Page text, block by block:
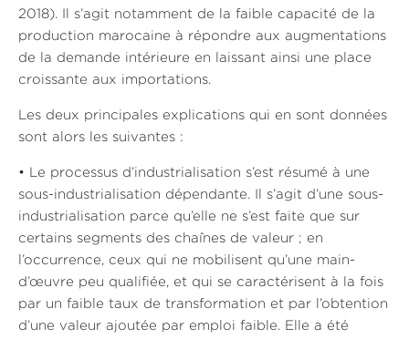
2018). Il s’agit notamment de la faible capacité de la
production marocaine à répondre aux augmentations
de la demande intérieure en laissant ainsi une place
croissante aux importations.
Les deux principales explications qui en sont données
sont alors les suivantes :
• Le processus d’industrialisation s’est résumé à une
sous-industrialisation dépendante. Il s’agit d’une sous-
industrialisation parce qu’elle ne s’est faite que sur
certains segments des chaînes de valeur ; en
l’occurrence, ceux qui ne mobilisent qu’une main-
d’œuvre peu qualifiée, et qui se caractérisent à la fois
par un faible taux de transformation et par l’obtention
d’une valeur ajoutée par emploi faible. Elle a été